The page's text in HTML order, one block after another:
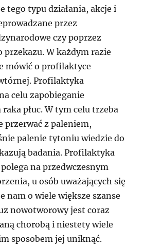
tego typu działania, akcje i
przez
czy poprzez
przekazu. W każdym razie
mówić o profilaktyce
Profilaktyka
celu zapobieganie
płuc. W tym celu trzeba
przerwać z paleniem,
palenie tytoniu wiedzie do
badania. Profilaktyka
na przedwczesnym
u osób uważających się
nam o wiele większe szanse
nowotworowy jest coraz
chorobą i niestety wiele
sposobem jej uniknąć.